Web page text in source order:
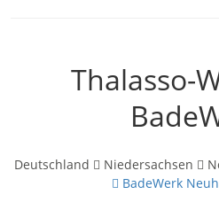
Thalasso-
Deutschland Niedersachsen
BadeWerk